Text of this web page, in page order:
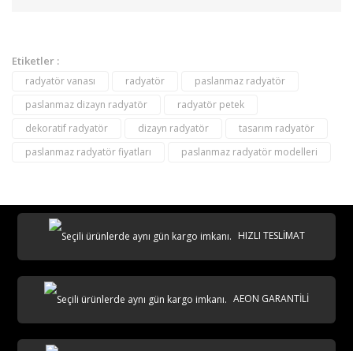
Etiketler :
radyatör vanası radyatör
paslanmaz radyatör
paslanmaz dizayn radyatör
radyatör petek
dekoratif radyatör
dizayn radyatör
tasarım radyatör
paslanmaz radyatör fiyatları
paslanmaz radyatör modelleri
HIZLI TESLİMAT
AEON GARANTİLİ